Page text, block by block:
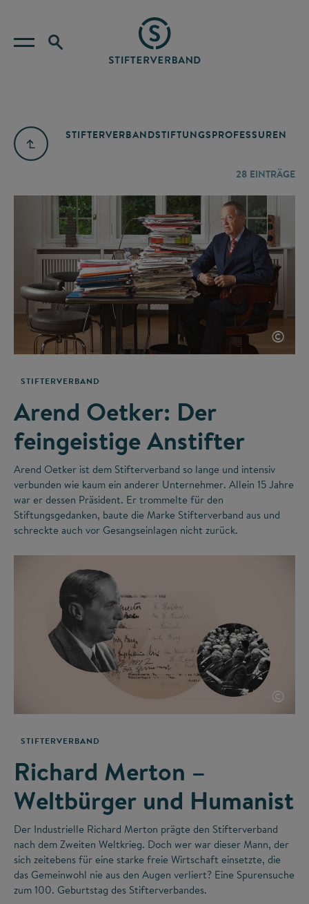
STIFTERVERBANDSTIFTUNGSPROFESSUREN
28 EINTRÄGE
©
STIFTERVERBAND
Arend Oetker: Der
feingeistige Anstifter
Arend Oetker ist dem Stifterverband so lange und intensiv
verbunden wie kaum ein anderer Unternehmer. Allein 15 Jahre
war er dessen Präsident. Er trommelte für den
Stiftungsgedanken, baute die Marke Stifterverband aus und
schreckte auch vor Gesangseinlagen nicht zurück.
©
STIFTERVERBAND
Richard Merton –
Weltbürger und Humanist
Der Industrielle Richard Merton prägte den Stifterverband
nach dem Zweiten Weltkrieg. Doch wer war dieser Mann, der
sich zeitebens für eine starke freie Wirtschaft einsetzte, die
das Gemeinwohl nie aus den Augen verliert? Eine Spurensuche
zum 100. Geburtstag des Stifterverbandes.